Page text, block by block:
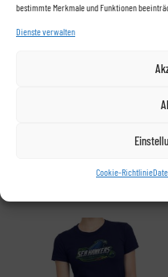
bestimmte Merkmale und Funktionen
Dienste verwalten
Cookie-Richtlinie
Ausführung wählen